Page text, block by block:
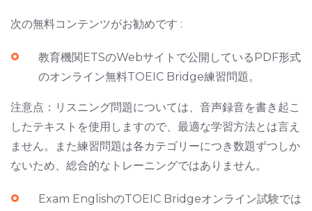
次の無料コンテンツがお勧めです :
教育機関ETSのWebサイトで公開しているPDF形式
のオンライン無料TOEIC Bridge練習問題。
注意点：リスニング問題については、音声録音を書き起こ
したテキストを使用しますので、最適な学習方法とは言え
ません。また練習問題は各カテゴリーにつき数題ずつしか
ないため、総合的なトレーニングではありません。
Exam EnglishのTOEIC Bridgeオンライン試験では